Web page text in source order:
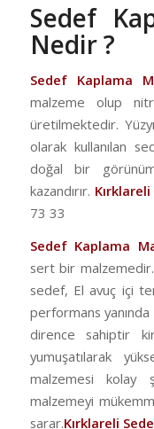
Sedef
Nedir ?
Sedef Kaplama
malzeme olup
üretilmektedir.
olarak kullanılan
doğal bir
kazandırır.
73 33
Sedef Kaplama
sert bir malzemedir.
sedef, El avuç içi
performans
dirence sahiptir
yumuşatılarak
malzemesi kolay
malzemeyi
sarar.Kırklareli